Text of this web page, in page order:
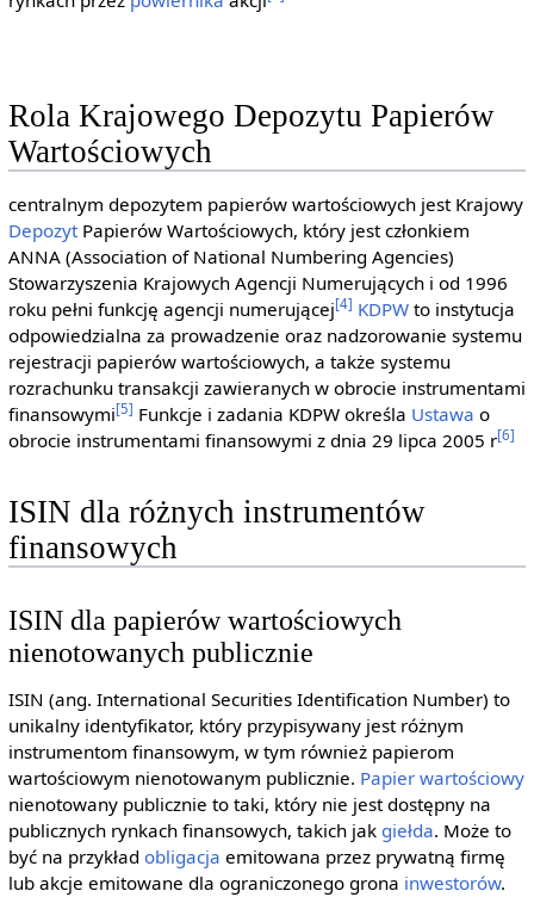
Rola Krajowego Depozytu Papierów
Wartościowych
centralnym depozytem papierów wartościowych jest Krajowy
DepozytPapierów Wartościowych, który jest członkiem
ANNA (Association of National Numbering Agencies)
Stowarzyszenia Krajowych Agencji Numerujących i od 1996
roku pełni funkcję agencji numerującej[4] KDPWto instytucja
odpowiedzialna za prowadzenie oraz nadzorowanie systemu
rejestracji papierów wartościowych, a także systemu
rozrachunku transakcji zawieranych w obrocie instrumentami
finansowymi[5] Funkcje i zadania KDPW określa Ustawa o
obrocie instrumentami finansowymi z dnia 29 lipca 2005 r[6]
ISIN dla różnych instrumentów
finansowych
ISIN dla papierów wartościowych
nienotowanych publicznie
ISIN (ang. International Securities Identification Number) to
unikalny identyfikator, który przypisywany jest różnym
instrumentom finansowym, w tym również papierom
wartościowym nienotowanym publicznie. Papier wartościowy
nienotowany publicznie to taki, który nie jest dostępny na
publicznych rynkach finansowych, takich jak giełda. Może to
być na przykład obligacja emitowana przez prywatną firmę
lub akcje emitowane dla ograniczonego grona inwestorów.